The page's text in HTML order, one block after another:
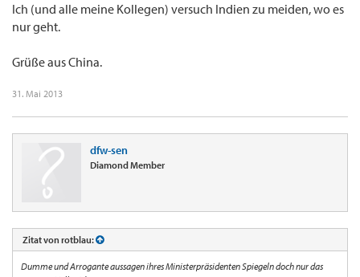
Ich (und alle meine Kollegen) versuch Indien zu meiden, wo es
nur geht.
Grüße aus China.
31. Mai 2013
dfw-sen
Diamond Member
Zitat von rotblau:
Dumme und Arrogante aussagen ihres Ministerpräsidenten Spiegeln doch nur das